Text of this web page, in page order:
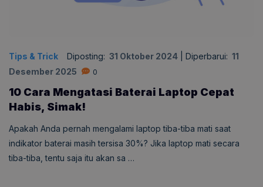
Tips & Trick Diposting: 31 Oktober 2024 Diperbarui: 11
Desember 2025
0
10 Cara Mengatasi Baterai Laptop Cepat
Habis, Simak!
Apakah Anda pernah mengalami laptop tiba-tiba mati saat
indikator baterai masih tersisa 30%? Jika laptop mati secara
tiba-tiba, tentu saja itu akan sa …